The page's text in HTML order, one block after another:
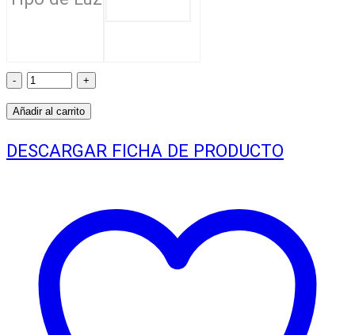
Luminaria
LED
DS43
ECO
100
watt
Añadir al carrito
DESCARGAR FICHA DE PRODUCTO